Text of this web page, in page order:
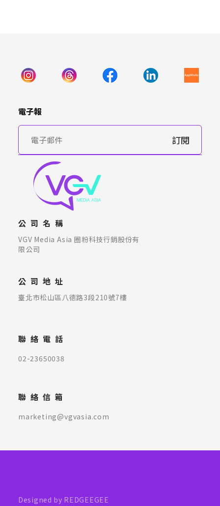
電子報
訂閱
公司名稱
VGV Media Asia 圈粉科技行銷股份有
限公司
公司地址
臺北市松山區八德路3段210號7樓
聯絡電話
02-23650038
聯絡信箱
marketing@vgvasia.com
Designed by REDGEEGEE